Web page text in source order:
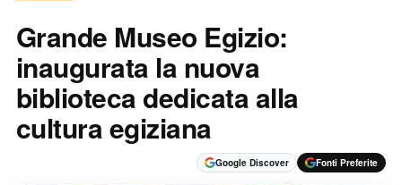
Grande Museo Egizio:
inaugurata la nuova
biblioteca dedicata alla
cultura egiziana
Google Discover Fonti Preferite